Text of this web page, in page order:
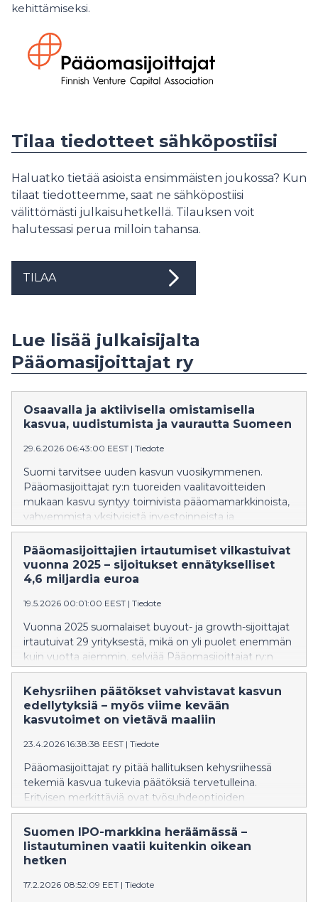
kehittämiseksi.
Tilaa tiedotteet sähköpostiisi
Haluatko tietää asioista ensimmäisten joukossa? Kun
tilaat tiedotteemme, saat ne sähköpostiisi
välittömästi julkaisuhetkellä. Tilauksen voit
halutessasi perua milloin tahansa.
TILAA
Lue lisää julkaisijalta
Pääomasijoittajat ry
Osaavalla ja aktiivisella omistamisella
kasvua, uudistumista ja vaurautta Suomeen
29.6.2026 06:43:00 EEST | Tiedote
Suomi tarvitsee uuden kasvun vuosikymmenen.
Pääomasijoittajat ry:n tuoreiden vaalitavoitteiden
mukaan kasvu syntyy toimivista pääomamarkkinoista,
vahvemmista yksityisistä investoinneista ja
kasvuyritysten rahoituksen esteiden purkamisesta.
Tavoitteena on varmistaa, että lupaavat suomalaiset
yritykset saavat tarvitsemansa rahoituksen kotimaasta
eivätkä siirry liian aikaisin ulkomaiseen omistukseen.
Pääomasijoittajien irtautumiset vilkastuivat
vuonna 2025 – sijoitukset ennätykselliset
4,6 miljardia euroa
19.5.2026 00:01:00 EEST | Tiedote
Vuonna 2025 suomalaiset buyout- ja growth-sijoittajat
irtautuivat 29 yrityksestä, mikä on yli puolet enemmän
kuin vuotta aiemmin, selviää Pääomasijoittajat ry:n
tilastoista. Suurin osa irtautumisista painottui vuoden
jälkipuoliskolle, joka oli aktiivisin vuosipuolisko sitten
vuoden 2016. Suomalaisiin kasvuyrityksiin sijoitettiin
ennätykselliset 4,6 miljardia euroa, mitä vauhdittivat
Kehysriihen päätökset vahvistavat kasvun
edellytyksiä – myös viime kevään
kasvutoimet on vietävä maaliin
23.4.2026 16:38:38 EEST | Tiedote
Pääomasijoittajat ry pitää hallituksen kehysriihessä
tekemiä kasvua tukevia päätöksiä tervetulleina.
Erityisen merkittäviä ovat työsuhdeoptioiden
verotuksen uudistus, pankkirahoituksen ylimääräisen
taakan purkaminen, yritysjärjestelyjä helpottavat
toimet sekä yrittäjien eläkevakuutusjärjestelmän
uudistus. Tämän kevään kehysriihen päätökset vievät
määrätietoisesti myös toimeenpanossa.
Suomen IPO-markkina heräämässä –
listautuminen vaatii kuitenkin oikean
hetken
17.2.2026 08:52:09 EET | Tiedote